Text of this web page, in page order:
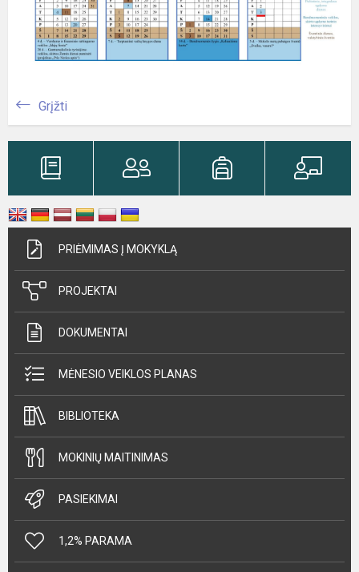
Grįžti
PRIĖMIMAS Į MOKYKLĄ
PROJEKTAI
DOKUMENTAI
MĖNESIO VEIKLOS PLANAS
BIBLIOTEKA
MOKINIŲ MAITINIMAS
PASIEKIMAI
1,2% PARAMA